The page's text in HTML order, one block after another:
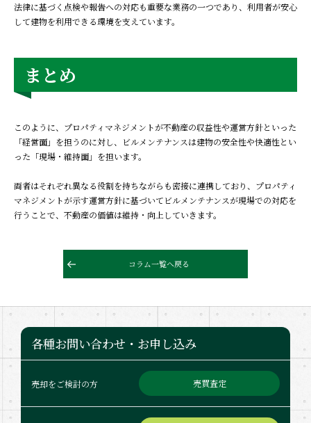
法律に基づく点検や報告への対応も重要な業務の一つであり、利用者が安心
して建物を利用できる環境を支えています。
まとめ
このように、プロパティマネジメントが不動産の収益性や運営方針といった
「経営面」を担うのに対し、ビルメンテナンスは建物の安全性や快適性とい
った「現場・維持面」を担います。
両者はそれぞれ異なる役割を持ちながらも密接に連携しており、プロパティ
マネジメントが示す運営方針に基づいてビルメンテナンスが現場での対応を
行うことで、不動産の価値は維持・向上していきます。
コラム一覧へ戻る
各種お問い合わせ・お申し込み
売却をご検討の方 売買査定